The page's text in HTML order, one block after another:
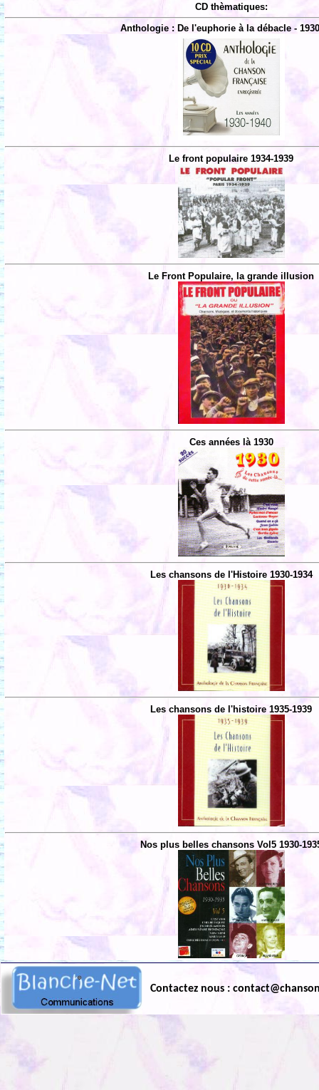
CD thèmatiques:
Anthologie : De l'euphorie à la débacle -
Le front populaire 1934-1939
Le Front Populaire, la grande illusion
Ces années là 1930
Les chansons de l'Histoire 1930-1934
Les chansons de l'histoire 1935-1939
Nos plus belles chansons Vol5 1930-
Contactez nous :